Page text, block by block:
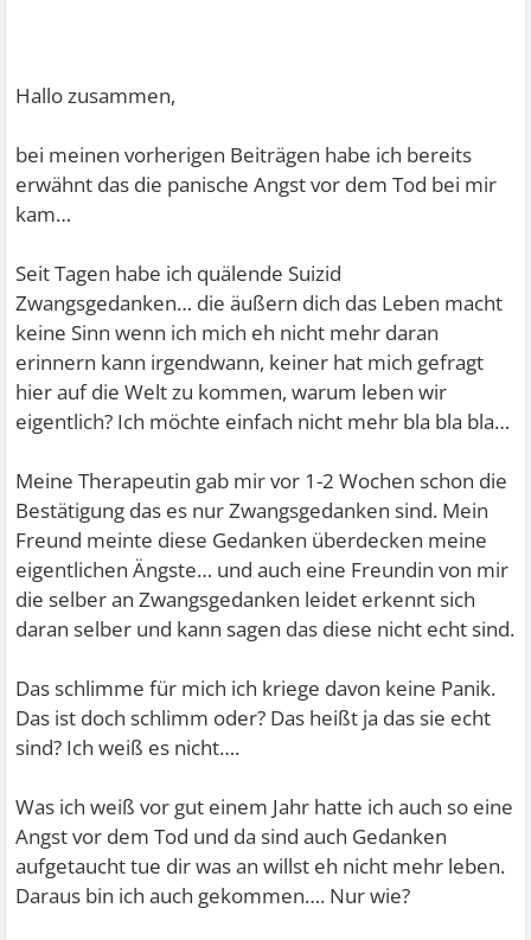
Hallo zusammen,
bei meinen vorherigen Beiträgen habe ich bereits
erwähnt das die panische Angst vor dem Tod bei mir
kam…
Seit Tagen habe ich quälende Suizid
Zwangsgedanken… die äußern dich das Leben macht
keine Sinn wenn ich mich eh nicht mehr daran
erinnern kann irgendwann, keiner hat mich gefragt
hier auf die Welt zu kommen, warum leben wir
eigentlich? Ich möchte einfach nicht mehr bla bla bla…
Meine Therapeutin gab mir vor 1-2 Wochen schon die
Bestätigung das es nur Zwangsgedanken sind. Mein
Freund meinte diese Gedanken überdecken meine
eigentlichen Ängste… und auch eine Freundin von mir
die selber an Zwangsgedanken leidet erkennt sich
daran selber und kann sagen das diese nicht echt sind.
Das schlimme für mich ich kriege davon keine Panik.
Das ist doch schlimm oder? Das heißt ja das sie echt
sind? Ich weiß es nicht….
Was ich weiß vor gut einem Jahr hatte ich auch so eine
Angst vor dem Tod und da sind auch Gedanken
aufgetaucht tue dir was an willst eh nicht mehr leben.
Daraus bin ich auch gekommen…. Nur wie?